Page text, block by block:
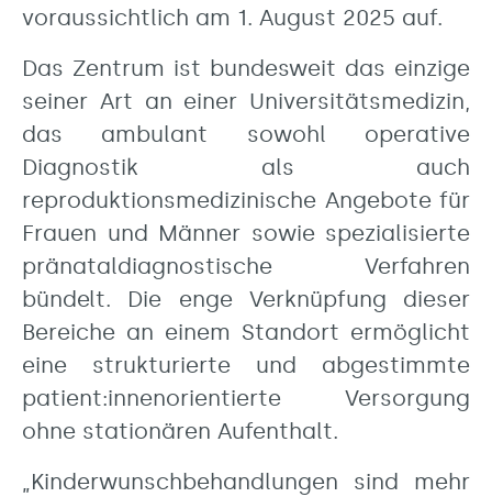
voraussichtlich am 1. August 2025 auf.
Das Zentrum ist bundesweit das einzige
seiner Art an einer Universitätsmedizin,
das ambulant sowohl operative
Diagnostik als auch
reproduktionsmedizinische Angebote für
Frauen und Männer sowie spezialisierte
pränataldiagnostische Verfahren
bündelt. Die enge Verknüpfung dieser
Bereiche an einem Standort ermöglicht
eine strukturierte und abgestimmte
patient:innenorientierte Versorgung
ohne stationären Aufenthalt.
„Kinderwunschbehandlungen sind mehr